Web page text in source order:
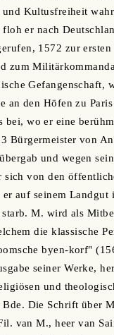
und Kultusfreiheit
er nach
1572 zur
zum
Gefangenschaft,
an den Höfen zu
bei, wo er eine
Bürgermeister von
und wegen
von den
auf seinem
M. wird als
die klassische
byen-korf"
seiner Werke,
und
Bde. Die Schrift
van M., heer van